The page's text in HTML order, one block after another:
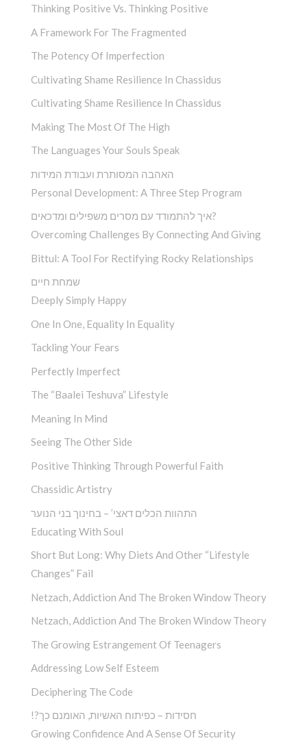
Thinking Positive Vs. Thinking Positive
A Framework For The Fragmented
The Potency Of Imperfection
Cultivating Shame Resilience In Chassidus
Cultivating Shame Resilience In Chassidus
Making The Most Of The High
The Languages Your Souls Speak
האהבה המסותרת ועבודת המידות
Personal Development: A Three Step Program
איך להתמודד עם מסרים משפילים ומדכאים?
Overcoming Challenges By Connecting And Giving
Bittul: A Tool For Rectifying Rocky Relationships
שמחת חיים
Deeply Simply Happy
One In One, Equality In Equality
Tackling Your Fears
Perfectly Imperfect
The “Baalei Teshuva” Lifestyle
Meaning In Mind
Seeing The Other Side
Positive Thinking Through Powerful Faith
Chassidic Artistry
התהוות הכלים דאצי’ – בחינוך בני הנוער
Educating With Soul
Short But Long: Why Diets And Other “Lifestyle
Changes” Fail
Netzach, Addiction And The Broken Window Theory
Netzach, Addiction And The Broken Window Theory
The Growing Estrangement Of Teenagers
Addressing Low Self Esteem
Deciphering The Code
!?חסידות – כפיתוח האשיות, האומנם כך
Growing Confidence And A Sense Of Security